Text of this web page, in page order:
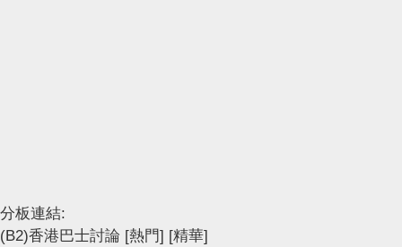
分板連結:
(B2)香港巴士討論 [熱門] [精華]